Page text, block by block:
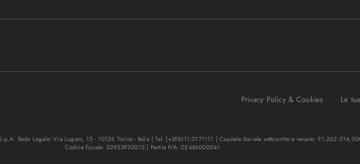
Privacy Policy & Cookies Le
Sede Legale: Via Lugaro, 15 - 10126 Torino - Italia | Tel. (+39)011.0171111 | Capitale Sociale sottoscritto e versato:
Codice fiscale: 02933920015 | Partita IVA: 02486000041